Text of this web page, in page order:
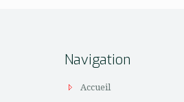
Navigation
Accueil